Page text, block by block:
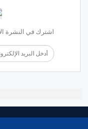
اشترك في النشرة